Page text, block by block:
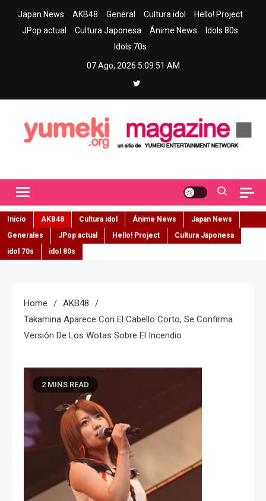
Japan News AKB48 General Cultura idol
Hello! Project
JPop actual
Cultura Japonesa Ánime News
Idols 80s
Idols 70s
07 Ago, 2026 5:09:53 AM
Inicio AKB48 Cultura idol Ánime News
Japan News
Generales
JPop actual Hello! Project
Cultura Japonesa
idol 70s
idol 80s
Home
AKB48
Takamina Aparece Con El Cabello Corto, Se Confirma
Versión De Los Wotas Sobre El Incendio
2 MINS READ